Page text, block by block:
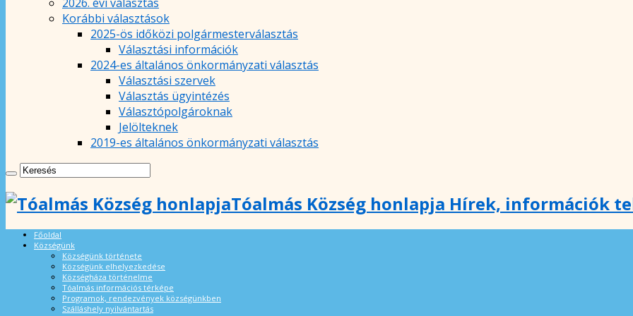
Korábbi választások
2025-ös időközi polgármesterválasztás
Választási információk
2024-es általános önkormányzati választás
Választási szervek
Választás ügyintézés
Választópolgároknak
Jelölteknek
2019-es általános önkormányzati választás
Tóalmás Község honlapja Hírek, információk
Főoldal
Községünk
Községünk története
Községünk elhelyezkedése
Községháza történelme
Tóalmás információs térképe
Programok, rendezvények községünkben
Szálláshely nyilvántartás